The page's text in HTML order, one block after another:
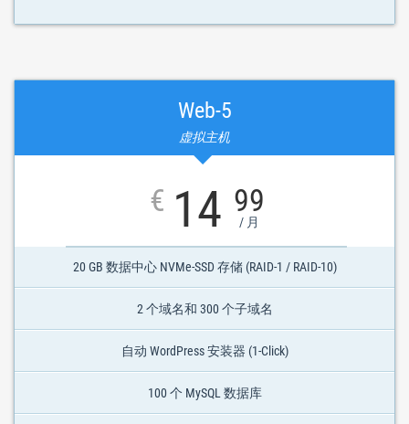
Web-5
虚拟主机
€ 14 99
/ 月
20 GB 数据中心 NVMe-SSD 存储 (RAID-1 / RAID-10)
2 个域名和 300 个子域名
自动 WordPress 安装器 (1-Click)
100 个 MySQL 数据库